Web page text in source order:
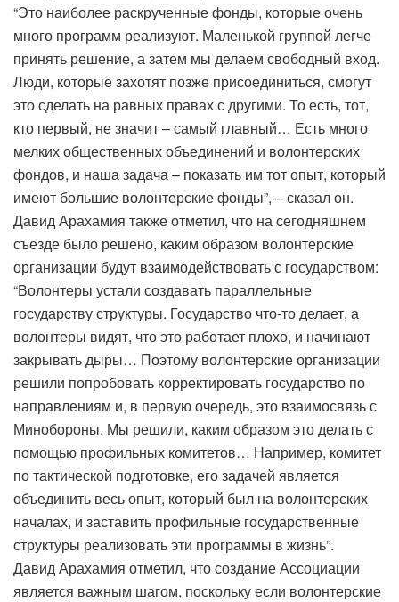
“Это наиболее раскрученные фонды, которые очень
много программ реализуют. Маленькой группой легче
принять решение, а затем мы делаем свободный вход.
Люди, которые захотят позже присоединиться, смогут
это сделать на равных правах с другими. То есть, тот,
кто первый, не значит – самый главный… Есть много
мелких общественных объединений и волонтерских
фондов, и наша задача – показать им тот опыт, который
имеют большие волонтерские фонды”, – сказал он.
Давид Арахамия также отметил, что на сегодняшнем
съезде было решено, каким образом волонтерские
организации будут взаимодействовать с государством:
“Волонтеры устали создавать параллельные
государству структуры. Государство что-то делает, а
волонтеры видят, что это работает плохо, и начинают
закрывать дыры… Поэтому волонтерские организации
решили попробовать корректировать государство по
направлениям и, в первую очередь, это взаимосвязь с
Минобороны. Мы решили, каким образом это делать с
помощью профильных комитетов… Например, комитет
по тактической подготовке, его задачей является
объединить весь опыт, который был на волонтерских
началах, и заставить профильные государственные
структуры реализовать эти программы в жизнь”.
Давид Арахамия отметил, что создание Ассоциации
является важным шагом, поскольку если волонтерские